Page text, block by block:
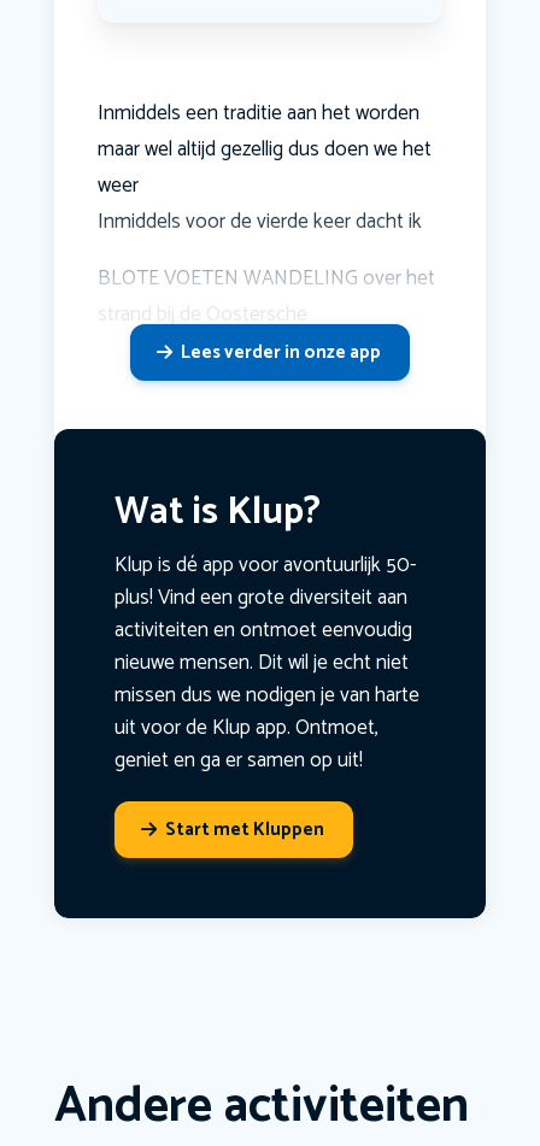
Inmiddels een traditie aan het worden
maar wel altijd gezellig dus doen we het
weer
Inmiddels voor de vierde keer dacht ik
BLOTE VOETEN WANDELING over het
strand bij de Oostersche
Lees verder in onze app
Wat is Klup?
Klup is dé app voor avontuurlijk 50-
plus! Vind een grote diversiteit aan
activiteiten en ontmoet eenvoudig
nieuwe mensen. Dit wil je echt niet
missen dus we nodigen je van harte
uit voor de Klup app. Ontmoet,
geniet en ga er samen op uit!
Start met Kluppen
Andere activiteiten